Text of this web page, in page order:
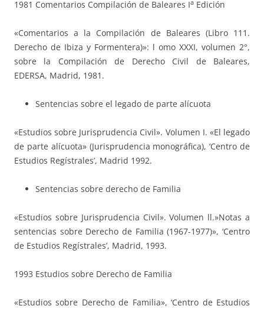
1981 Comentarios Compilación de Baleares Ia Edición
«Comentarios a la Compilación de Baleares (Libro 111.
Derecho de Ibiza y Formentera)»: l omo XXXI, volumen 2°,
sobre la Compilación de Derecho Civil de Baleares,
EDERSA, Madrid, 1981.
Sentencias sobre el legado de parte alícuota
«Estudios sobre Jurisprudencia Civil». Volumen I. «El legado
de parte alícuota» (Jurisprudencia monográfica), ‘Centro de
Estudios Regístrales’, Madrid 1992.
Sentencias sobre derecho de Familia
«Estudios sobre Jurisprudencia Civil». Volumen ll.»Notas a
sentencias sobre Derecho de Familia (1967-1977)», ‘Centro
de Estudios Regístrales’, Madrid, 1993.
1993 Estudios sobre Derecho de Familia
«Estudios sobre Derecho de Familia», ‘Centro de Estudios